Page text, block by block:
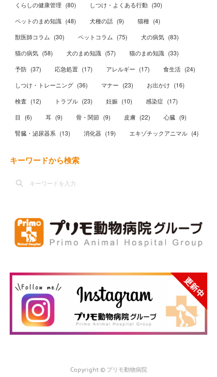
くらしの健康管理 (80) しつけ・よくある行動 (30)
ペットのまめ知識 (48) 犬種の話 (9) 猫種 (4)
獣医師コラム (30) ペットコラム (75) 犬の病気 (83)
猫の病気 (58) 犬のまめ知識 (57) 猫のまめ知識 (33)
予防 (37) 応急処置 (17) アレルギー (17) 食生活 (24)
しつけ・トレーニング (36) マナー (23) お出かけ (16)
検査 (12) トラブル (23) 妊娠 (10) 感染症 (17)
目
(6) 耳 (9) 骨・関節 (9) 皮膚 (22) 心臓 (9)
腎臓・泌尿器系 (13) 消化器 (19) エキゾチックアニマル (4)
キーワードから検索
Copyright © プリモ動物病院